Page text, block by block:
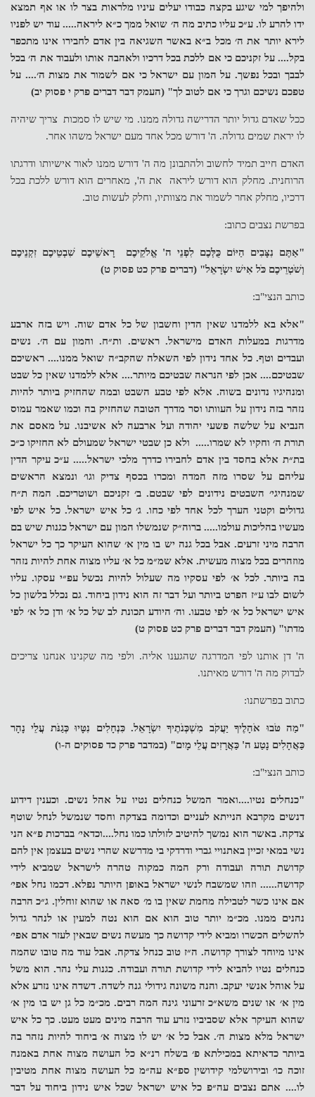
ולהיפך למי שיגע בקצה כבודו יעלים עיניו מלראות בצר לו או אף תמצא
ידו להרע לו. ע״כ עליו כתיב מה ה׳ שואל ממך כ״א ליראה..... עוד יש לפניו
לירא יותר את ה׳ מכל ב״א באשר השגיאה בין אדם לחבירו אינו מתכפר
בקל.... על זקניכם כי אם ללכת בכל דרכיו ולאהבה אותו ולעבוד את ה׳ בכל
לבבך ובכל נפשך. על המון עם ישראל כי אם לשמור את מצות ה׳.... על
טפכם נשיכם וגרך כי אם לטוב לך" (העמק דבר דברים פרק י פסוק יב)
ככל שאדם גדול יותר הדרישה גדולה ממנו. מי שיש לו סמכות צריך שיהיה
לו יראת שמים גדולה. ה' דורש מכל אחד מעם ישראל משהו אחר.
האדם חייב תמיד לחשוב ולהתבונן מה ה' דורש ממנו לאור אישיותו ודרגתו
הרוחנית. מחלק הוא דורש ליראה את ה', מאחרים הוא דורש ללכת בכל
דרכיו, מחלק אחר לשמור את מצוותיו, וחלק לעשות טוב.
בפרשת נצבים כתוב:
"אַתֶּם נִצָּבִים הַיּוֹם כֻּלְּכֶם לִפְנֵי ה' אֱלֹקֵיכֶם רָאשֵׁיכֶם שִׁבְטֵיכֶם זִקְנֵיכֶם
וְשֹׁטְרֵיכֶם כֹּל אִישׁ יִשְׂרָאֵל" (דברים פרק כט פסוק ט)
כותב הנצי"ב:
"אלא בא ללמדנו שאין הדין וחשבון של כל אדם שוה. ויש בזה ארבע
מדרגות במעלות האדם מישראל. ראשים. ות״ח. והמון עם ה׳. נשים
ועבדים וטף. כל אחד נידון לפי השאלה שהקב״ה שואל ממנו.... ראשיכם
שבטיכם.... אכן לפי הנראה שבטיכם מיותר.... אלא ללמדנו שאין כל שבט
ומנהיגיו נדונים בשוה. אלא לפי טבע השבט ובמה שהחזיק ביותר להיות
נזהר בזה נידון על העוותו וסר מדרך הטובה שהחזיק בה וכמו שאמר עמוס
הנביא על שלשה פשעי יהודה ועל ארבעה לא אשיבנו. על מאסם את
תורת ה׳ וחקיו לא שמרו..... ולא כן שבטי ישראל שמעולם לא החזיקו כ״כ
בת״ת אלא בחסד בין אדם לחבירו כדרך מלכי ישראל..... ע״כ עיקר הדין
עליהם על שסרו מזה המדה ומכרו בכסף צדיק וגו׳ ונמצא הראשים
שמנהיגי׳ השבטים נידונים לפי שבטם. ב׳ זקניכם ושוטריכם. המה ת״ח
גדולים וקטני הערך לכל אחד לפי כחו. ג׳ כל איש ישראל. כל איש לפי
מעשיו בהליכות עולמו..... ברוה״ק שנמשלו המון עם ישראל כגנות שיש בם
הרבה מיני זרעים. אבל בכל גנה יש בו מין א׳ שהוא העיקר כך כל ישראל
מוזהרים בכל מצוה מעשית. אלא שמ״מ כל א׳ עליו מצוה אחת להיות נזהר
בה ביותר. לכל א׳ לפי עסקיו מה שעלול להיות נכשל עפ״י עסקו. עליו
לשום לבו ע״ז הפרט ביותר ועל דבר זה הוא נידון ביחוד. גם נכלל בלשון כל
איש ישראל כל א׳ לפי טבעו. וה׳ היודע תכונת לב של כל א׳ ודן כל א׳ לפי
מדתו" (העמק דבר דברים פרק כט פסוק ט)
ה' דן אותנו לפי המדרגה שהגענו אליה. ולפי מה שקנינו אנחנו צריכים
לבדוק מה ה' דורש מאיתנו.
כתוב בפרשתנו:
"מַה טֹּבוּ אֹהָלֶיךָ יַעֲקֹב מִשְׁכְּנֹתֶיךָ יִשְׂרָאֵל. כִּנְחָלִים נִטָּיוּ כְּגַנֹּת עֲלֵי נָהָר
כַּאֲהָלִים נָטַע ה' כַּאֲרָזִים עֲלֵי מָיִם" (במדבר פרק כד פסוקים ה-ו)
כותב הנצי"ב:
"כנחלים נטיו....ואמר המשל כנחלים נטיו על אהל נשים. וכענין דידוע
דנשים מקרבא הנייתא לעניים וכדומה בצדקה וחסד שנמשל לנחל שוטף
צדקה. באשר הוא נמשך להיטיב לזולתו כמו נחל....וכדאי׳ בברכות פ״א הני
נשי במאי זכיין באתנויי גברי ודרדקי בי מדרשא שהרי נשים בעצמן אין להם
קדושת תורה ועבודה ורק המה כמקוה טהרה לישראל שמביא לידי
קדושה...... וזהו שמשבח לנשי ישראל באופן היותר נפלא. דכמו נחל אפי׳
אם אינו כשר לטבילה מחמת שאין בו מ׳ סאה או שהוא זוחלין. ג״כ הרבה
נהנים ממנו. מכ״מ יותר טוב הוא אם הוא נטה למעין או לנהר גדול
להשלים הכשרו ומביא לידי קדושה כך מעשה נשים שבאין לעזר אדם אפי׳
אינו מיוחד לצורך קדושה. ה״ז טוב כנחל צדקה. אבל עוד מה טובו שהמה
כנחלים נטיו להביא לידי קדושת תורה ועבודה. כגנות עלי נהר. הוא משל
על אוהל אנשי יעקב. והנה משונה גידולי גנה לשדה. דשדה אינו נזרע אלא
מין א׳ או שנים משא״כ זרעוני גינה המה רבים. מכ״מ כל גן יש בו מין א׳
שהוא העיקר אלא שסביביו נזרע עוד הרבה מינים מעט מעט. כך כל איש
ישראל מלא מצות ה׳. אבל כל א׳ יש לו מצוה א׳ ביחוד להיות נזהר בה
ביותר כדאיתא במכילתא פ׳ בשלח רנ״א כל העושה מצוה אחת באמנה
זוכה כו׳ ובירושלמי קידושין ספ״א עה״מ כל העושה מצוה אחת מטיבין
לו.... אתם נצבים עה״פ כל איש ישראל שכל איש נידון ביחוד על דבר